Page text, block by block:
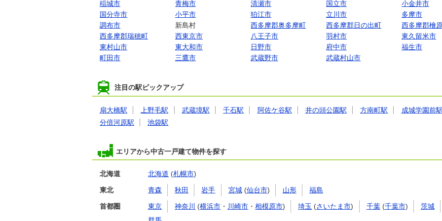
稲城市
青梅市 清瀬市 国立市
小金井市
国分寺市
小平市 狛江市 立川市
多摩市
調布市
新島村 西多摩郡奥多摩町 西多摩郡日の出町
西多摩郡檜
西多摩郡瑞穂町
西東京市 八王子市 羽村市
東久留米市
東村山市
東大和市 日野市 府中市
福生市
町田市
三鷹市 武蔵野市 武蔵村山市
注目の駅ピックアップ
扇大橋駅 上野毛駅 武蔵境駅 千石駅 阿佐ケ谷駅 井の頭公園駅 方南町駅
成城学園前駅
分倍河原駅
池袋駅
エリアから中古一戸建て物件を探す
北海道 北海道 (札幌市)
東北 青森 秋田 岩手 宮城(仙台市) 山形 福島
首都圏 東京 神奈川 (横浜市 ・ 川崎市 ・相模原市) 埼玉 (さいたま市) 千葉(千葉市) 茨城